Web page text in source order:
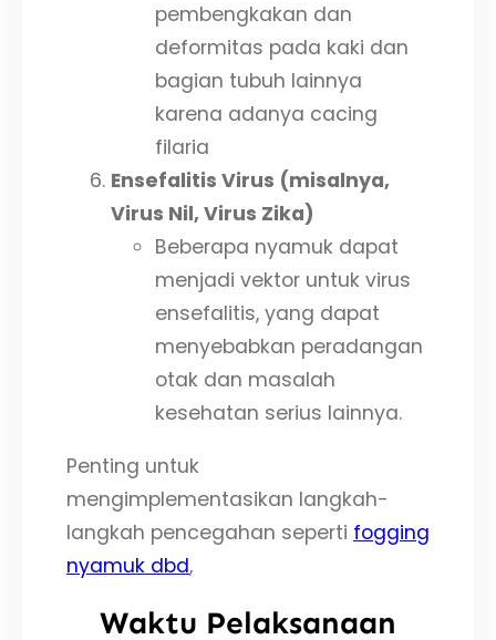
pembengkakan dan
deformitas pada kaki dan
bagian tubuh lainnya
karena adanya cacing
filaria
Ensefalitis Virus (misalnya,
Virus Nil, Virus Zika)
Beberapa nyamuk dapat
menjadi vektor untuk virus
ensefalitis, yang dapat
menyebabkan peradangan
otak dan masalah
kesehatan serius lainnya.
Penting untuk
mengimplementasikan langkah-
langkah pencegahan seperti fogging
nyamuk dbd,
Waktu Pelaksanaan